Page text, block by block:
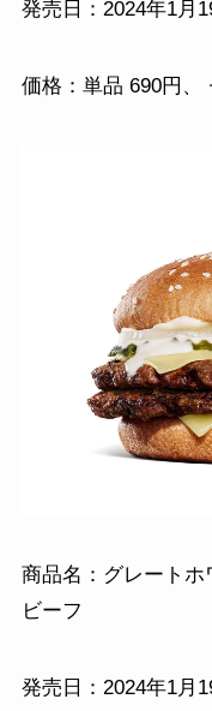
発売日：2024年1月
価格：単品 690円、
商品名：グレート
ビーフ
発売日：2024年1月